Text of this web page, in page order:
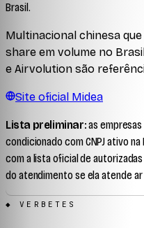
Brasil.
Multinacional chinesa
share em volume no
e Airvolution são
Site oficial Midea
Lista preliminar:as
condicionado com CNPJ ativo
com a lista oficial de
do atendimento se ela atende
◆ VERBETES